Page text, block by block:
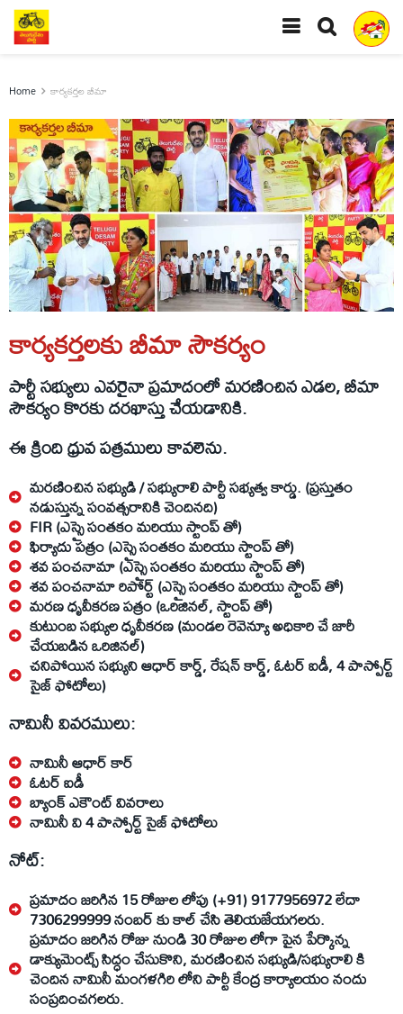
Home కార్యకర్తల బీమా
కార్యకర్తలకు బీమా సౌకర్యం
పార్టీ సభ్యులు ఎవరైనా ప్రమాదంలో మరణించిన ఎడల, బీమా
సౌకర్యం కొరకు దరఖాస్తు చేయడానికి.
ఈ క్రింది ధ్రువ పత్రములు కావలెను.
మరణించిన సభ్యుడి / సభ్యురాలి పార్టీ సభ్యత్వ కార్డు. (ప్రస్తుతం
నడుస్తున్న సంవత్సరానికి చెందినది)
FIR (ఎస్సై సంతకం మరియు స్టాంప్ తో)
ఫిర్యాదు పత్రం (ఎస్సై సంతకం మరియు స్టాంప్ తో)
శవ పంచనామా (ఎస్సై సంతకం మరియు స్టాంప్ తో)
శవ పంచనామా రిపోర్ట్ (ఎస్సై సంతకం మరియు స్టాంప్ తో)
మరణ ధృవీకరణ పత్రం (ఒరిజినల్, స్టాంప్ తో)
కుటుంబ సభ్యుల ధృవీకరణ (మండల రెవెన్యూ అధికారి చే జారీ
చేయబడిన ఒరిజినల్)
చనిపోయిన సభ్యుని ఆధార్ కార్డ్, రేషన్ కార్డ్, ఓటర్ ఐడీ, 4 పాస్పోర్ట్
సైజ్ ఫోటోలు)
నామినీ వివరములు:
నామినీ ఆధార్ కార్
ఓటర్ ఐడీ
బ్యాంక్ ఎకౌంట్ వివరాలు
నామినీ వి 4 పాస్పోర్ట్ సైజ్ ఫోటోలు
నోట్:
ప్రమాదం జరిగిన 15 రోజుల లోపు (+91) 9177956972 లేదా
7306299999 నంబర్ కు కాల్ చేసి తెలియజేయగలరు.
ప్రమాదం జరిగిన రోజు నుండి 30 రోజుల లోగా పైన పేర్కొన్న
డాక్యుమెంట్స్ సిద్ధం చేసుకొని, మరణించిన సభ్యుడి/సభ్యురాలి కి
చెందిన నామినీ మంగళగిరి లోని పార్టీ కేంద్ర కార్యాలయం నందు
సంప్రదించగలరు.